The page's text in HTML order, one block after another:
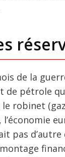
de la
de pétrole
robinet
pas